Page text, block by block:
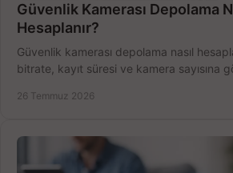
Güvenlik Kamerası Depolama
Hesaplanır?
Güvenlik kamerası depolama nasıl
bitrate, kayıt süresi ve kamera sayısına
26 Temmuz 2026